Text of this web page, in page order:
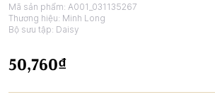
Mã sản phẩm: A001_031135267
Thương hiệu: Minh Long
Bộ sưu tập: Daisy
50,760₫